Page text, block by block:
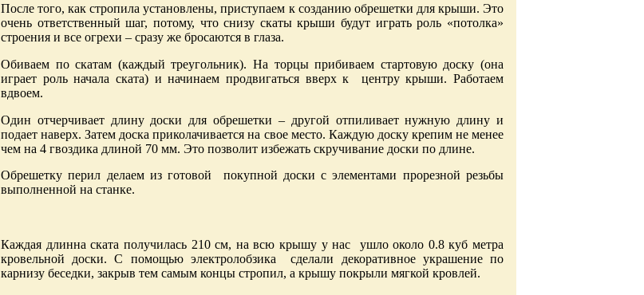
После того, как стропила установлены, приступаем к созданию обрешетки для крыши. Это
очень ответственный шаг, потому, что снизу скаты крыши будут играть роль «потолка»
строения и все огрехи – сразу же бросаются в глаза.
Обиваем по скатам (каждый треугольник). На торцы прибиваем стартовую доску (она
играет роль начала ската) и начинаем продвигаться вверх к центру крыши. Работаем
вдвоем.
Один отчерчивает длину доски для обрешетки – другой отпиливает нужную длину и
подает наверх. Затем доска приколачивается на свое место. Каждую доску крепим не менее
чем на 4 гвоздика длиной 70 мм. Это позволит избежать скручивание доски по длине.
Обрешетку перил делаем из готовой покупной доски с элементами прорезной резьбы
выполненной на станке.
Каждая длинна ската получилась 210 см, на всю крышу у нас ушло около 0.8 куб метра
кровельной доски. С помощью электролобзика сделали декоративное украшение по
карнизу беседки, закрыв тем самым концы стропил, а крышу покрыли мягкой кровлей.